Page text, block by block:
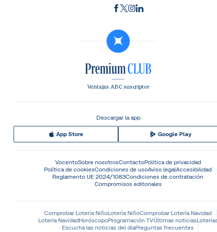
Ventajas ABC suscriptor
Descargar la app
App Store Google Play
VocentoSobre nosotrosContactoPolítica de privacidad
Política de cookiesCondiciones de usoAviso legalAccesibilidad
Reglamento UE 2024/1083Condiciones de contratación
Compromisos editoriales
Comprobar Lotería NiñoLotería NiñoComprobar Lotería Navidad
Lotería NavidadHoróscopoProgramación TVÚltimas noticias
Escucha las noticias del díaPreguntas frecuentes